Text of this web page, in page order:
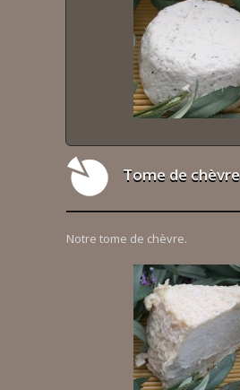
Tome de chèvre
Notre tome de chèvre.